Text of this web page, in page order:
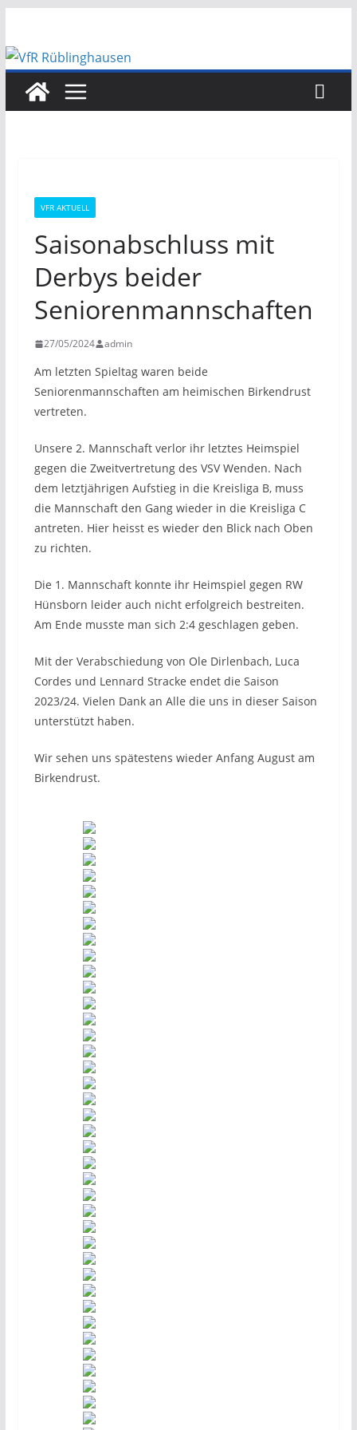
springen
VFR AKTUELL
Saisonabschluss mit
Derbys beider
Seniorenmannschaften
27/05/2024 admin
Am letzten Spieltag waren beide
Seniorenmannschaften am heimischen Birkendrust
vertreten.
Unsere 2. Mannschaft verlor ihr letztes Heimspiel
gegen die Zweitvertretung des VSV Wenden. Nach
dem letztjährigen Aufstieg in die Kreisliga B, muss
die Mannschaft den Gang wieder in die Kreisliga C
antreten. Hier heisst es wieder den Blick nach Oben
zu richten.
Die 1. Mannschaft konnte ihr Heimspiel gegen RW
Hünsborn leider auch nicht erfolgreich bestreiten.
Am Ende musste man sich 2:4 geschlagen geben.
Mit der Verabschiedung von Ole Dirlenbach, Luca
Cordes und Lennard Stracke endet die Saison
2023/24. Vielen Dank an Alle die uns in dieser Saison
unterstützt haben.
Wir sehen uns spätestens wieder Anfang August am
Birkendrust.